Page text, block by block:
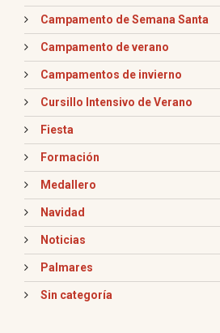
Campamento de Semana Santa
Campamento de verano
Campamentos de invierno
Cursillo Intensivo de Verano
Fiesta
Formación
Medallero
Navidad
Noticias
Palmares
Sin categoría